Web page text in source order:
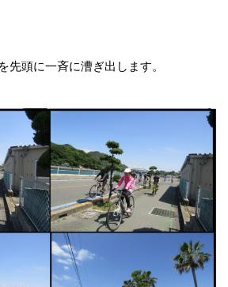
先頭に一斉に漕ぎ出します。